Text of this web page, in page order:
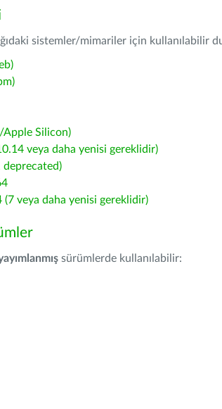
sistemler/mimariler için kullanılabilir
Apple Silicon)
veya daha yenisi gereklidir)
veya daha yenisi gereklidir)
sürümlerde kullanılabilir: